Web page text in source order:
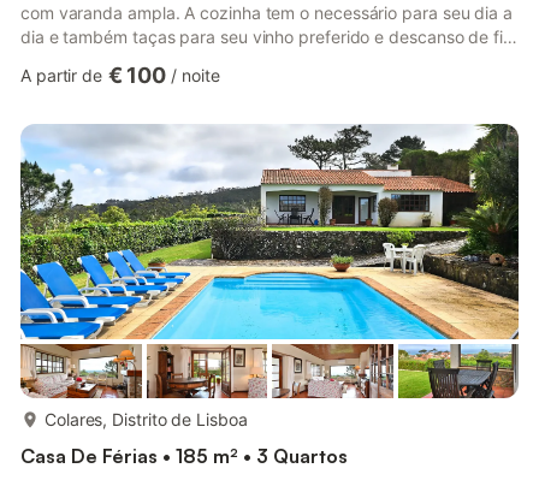
com varanda ampla. A cozinha tem o necessário para seu dia a
dia e também taças para seu vinho preferido e descanso de fim
Existem varais externos na janela da cozinha, além dos que
disposição: uma sala grande, uma cozinha, dois banheiros, dois
quartos sendo um de xasal e um de solteiro com 1 trili...
A partir de € 100 / noite
Colares, Distrito de Lisboa
Casa De Férias • 185 m² • 3 Quartos